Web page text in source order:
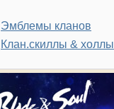
Эмблемы кланов
Клан.скиллы & холлы